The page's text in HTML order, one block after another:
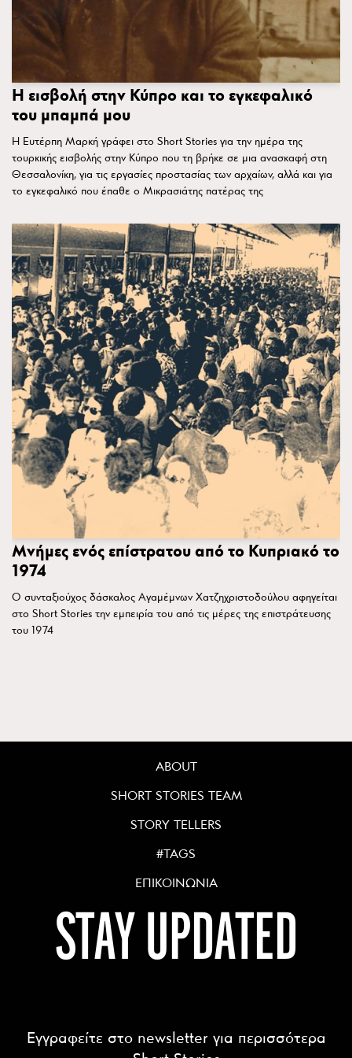
Η εισβολή στην Κύπρο και το εγκεφαλικό
του μπαμπά μου
Η Ευτέρπη Μαρκή γράφει στο Short Stories για την ημέρα της
τουρκικής εισβολής στην Κύπρο που τη βρήκε σε μια ανασκαφή στη
Θεσσαλονίκη, για τις εργασίες προστασίας των αρχαίων, αλλά και για
το εγκεφαλικό που έπαθε ο Μικρασιάτης πατέρας της
Μνήμες ενός επίστρατου από το Κυπριακό το
1974
O συνταξιούχος δάσκαλος Αγαμέμνων Χατζηχριστοδούλου αφηγείται
στο Short Stories την εμπειρία του από τις μέρες της επιστράτευσης
του 1974
ABOUT
SHORT STORIES TEAM
STORY TELLERS
#TAGS
ΕΠΙΚΟΙΝΩΝΙΑ
STAY UPDATED
Εγγραφείτε στο newsletter για περισσότερα